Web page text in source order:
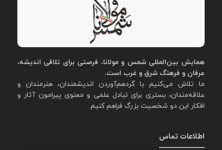
همایش بین‌المللی شمس و مولانا، فرصتی برای تلاقی اندیشه،
عرفان و فرهنگ شرق و غرب است.
ما تلاش می‌کنیم با گردهم‌آوردن اندیشمندان، هنرمندان و
علاقه‌مندان، بستری برای تبادل علمی و معنوی پیرامون آثار و
افکار این دو شخصیت بزرگ فراهم کنیم.
اطلاعات تماس